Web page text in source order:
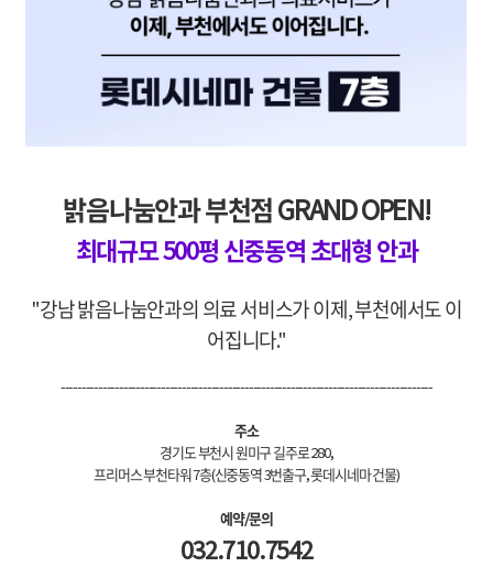
밝음나눔안과 부천점 GRAND OPEN!
최대규모 500평 신중동역 초대형 안과
"강남 밝음나눔안과의 의료 서비스가 이제, 부천에서도 이
어집니다."
-----------------------------------------------------------------------------------------
주소
경기도 부천시 원미구 길주로 280,
프리머스 부천타워 7층(신중동역 3번출구, 롯데시네마 건물)
예약/문의
032.710.7542